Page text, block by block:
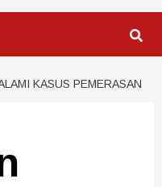
KASUS PEMERASAN